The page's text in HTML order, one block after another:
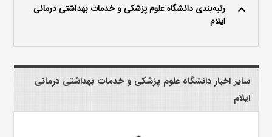
keyboard_arrow_up
رتبه‌بندی دانشگاه علوم پزشکی و خدمات بهداشتی درمانی
ایلام
سایر اخبار دانشگاه علوم پزشکی و خدمات بهداشتی درمانی
ایلام